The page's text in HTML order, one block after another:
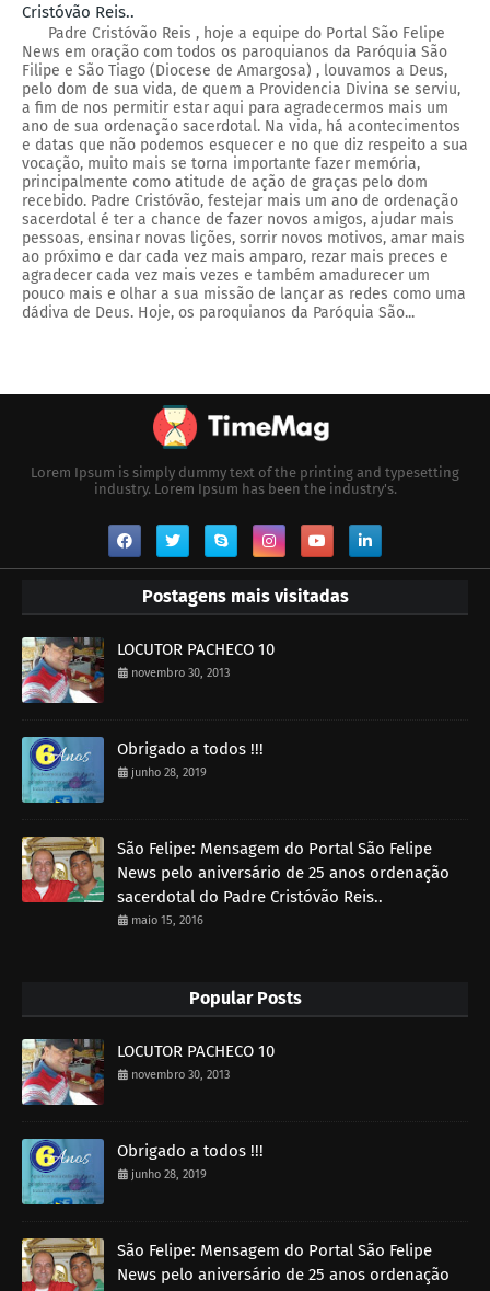
Cristóvão Reis..
Padre Cristóvão Reis , hoje a equipe do Portal São Felipe
News em oração com todos os paroquianos da Paróquia São
Filipe e São Tiago (Diocese de Amargosa) , louvamos a Deus,
pelo dom de sua vida, de quem a Providencia Divina se serviu,
a fim de nos permitir estar aqui para agradecermos mais um
ano de sua ordenação sacerdotal. Na vida, há acontecimentos
e datas que não podemos esquecer e no que diz respeito a sua
vocação, muito mais se torna importante fazer memória,
principalmente como atitude de ação de graças pelo dom
recebido. Padre Cristóvão, festejar mais um ano de ordenação
sacerdotal é ter a chance de fazer novos amigos, ajudar mais
pessoas, ensinar novas lições, sorrir novos motivos, amar mais
ao próximo e dar cada vez mais amparo, rezar mais preces e
agradecer cada vez mais vezes e também amadurecer um
pouco mais e olhar a sua missão de lançar as redes como uma
dádiva de Deus. Hoje, os paroquianos da Paróquia São...
Lorem Ipsum is simply dummy text of the printing and typesetting
industry. Lorem Ipsum has been the industry's.
Postagens mais visitadas
LOCUTOR PACHECO 10
novembro 30, 2013
Obrigado a todos !!!
junho 28, 2019
São Felipe: Mensagem do Portal São Felipe
News pelo aniversário de 25 anos ordenação
sacerdotal do Padre Cristóvão Reis..
maio 15, 2016
Popular Posts
LOCUTOR PACHECO 10
novembro 30, 2013
Obrigado a todos !!!
junho 28, 2019
São Felipe: Mensagem do Portal São Felipe
News pelo aniversário de 25 anos ordenação